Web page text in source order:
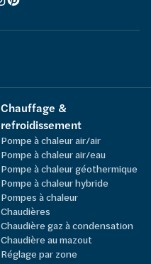
Chauffage &
refroidissement
Pompe à chaleur air/air
Pompe à chaleur air/eau
Pompe à chaleur géothermique
Pompe à chaleur hybride
Pompes à chaleur
Chaudières
Chaudière gaz à condensation
Chaudière au mazout
Réglage par zone